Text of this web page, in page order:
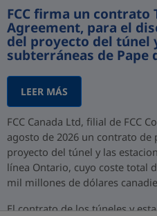
FCC firma un contrato
Agreement, para el
del proyecto del túnel
subterráneas de Pape
LEER MÁS
FCC Canada Ltd, filial de FCC
agosto de 2026 un contrato de
proyecto del túnel y las
línea Ontario, cuyo coste total
mil millones de dólares
El contrato de los túneles y